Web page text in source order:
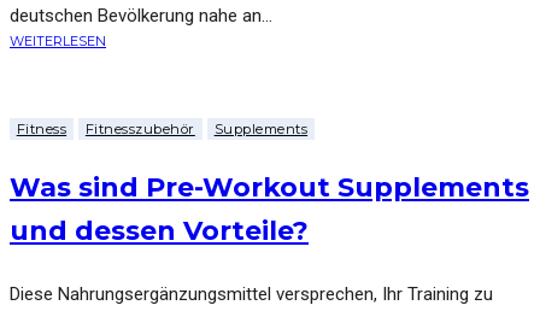
deutschen Bevölkerung nahe an...
WEITERLESEN
Fitness Fitnesszubehör Supplements
Was sind Pre-Workout Supplements
und dessen Vorteile?
Diese Nahrungsergänzungsmittel versprechen, Ihr Training zu